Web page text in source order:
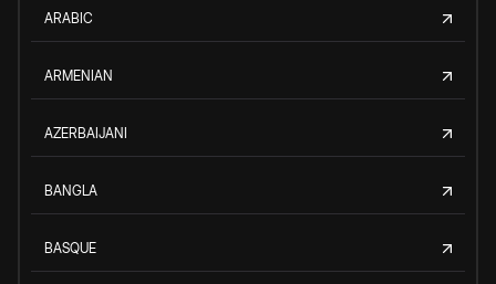
ARABIC
ARMENIAN
AZERBAIJANI
BANGLA
BASQUE